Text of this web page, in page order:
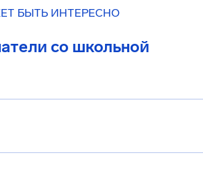
БЫТЬ ИНТЕРЕСНО
со школьной